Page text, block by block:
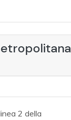
2 della